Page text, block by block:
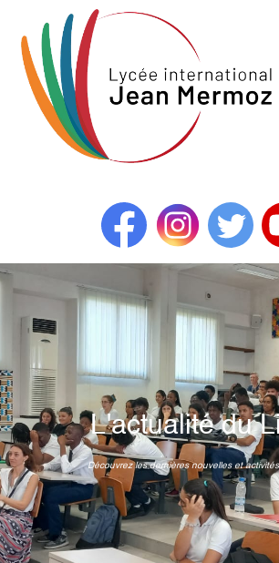
L'actualité du
Découvrez les dernières nouvelles et